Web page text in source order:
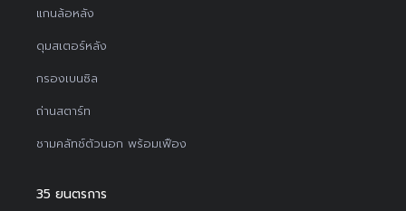
แกนล้อหลัง
ดุมสเตอร์หลัง
กรองเบนซิล
ถ่านสตาร์ท
ชามคลัทช์ตัวนอก พร้อมเฟือง
35 ยนตรการ